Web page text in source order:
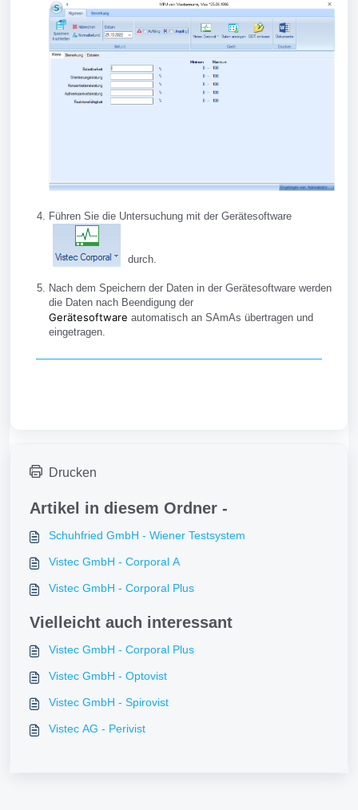
Führen Sie die Untersuchung mit der Gerätesoftware
durch.
Nach dem Speichern der Daten in der Gerätesoftware werden
die Daten nach Beendigung der
Gerätesoftware automatisch an SAmAs übertragen und
eingetragen.
Drucken
Artikel in diesem Ordner -
Schuhfried GmbH - Wiener Testsystem
Vistec GmbH - Corporal A
Vistec GmbH - Corporal Plus
Vielleicht auch interessant
Vistec GmbH - Corporal Plus
Vistec GmbH - Optovist
Vistec GmbH - Spirovist
Vistec AG - Perivist